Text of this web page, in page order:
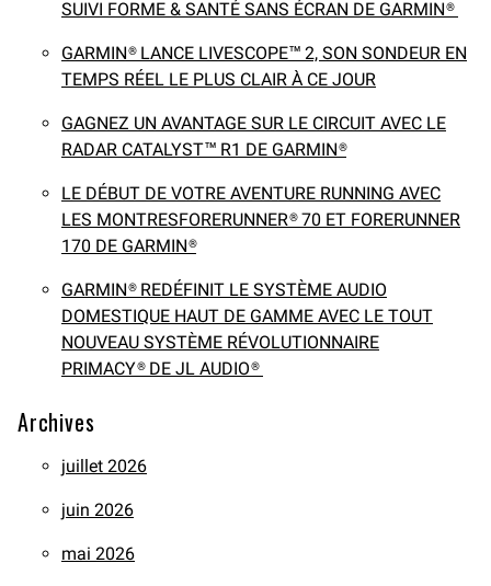
SUIVI FORME & SANTÉ SANS ÉCRAN DE GARMIN®
GARMIN® LANCE LIVESCOPE™ 2, SON SONDEUR EN
TEMPS RÉEL LE PLUS CLAIR À CE JOUR
GAGNEZ UN AVANTAGE SUR LE CIRCUIT AVEC LE
RADAR CATALYST™ R1 DE GARMIN®
LE DÉBUT DE VOTRE AVENTURE RUNNING AVEC
LES MONTRESFORERUNNER® 70 ET FORERUNNER
170 DE GARMIN®
GARMIN® REDÉFINIT LE SYSTÈME AUDIO
DOMESTIQUE HAUT DE GAMME AVEC LE TOUT
NOUVEAU SYSTÈME RÉVOLUTIONNAIRE
PRIMACY® DE JL AUDIO®
Archives
juillet 2026
juin 2026
mai 2026